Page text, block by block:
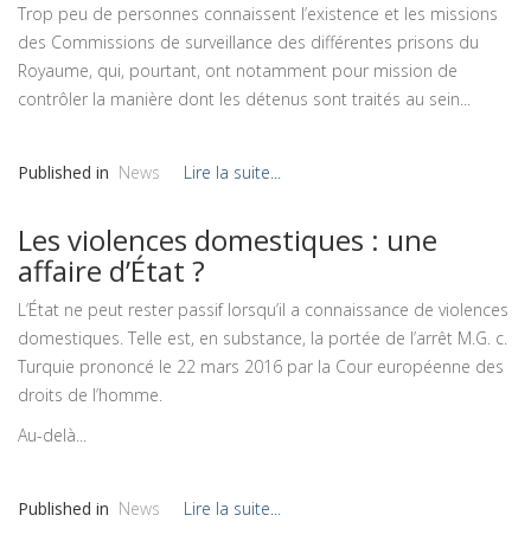
Trop peu de personnes connaissent l’existence et les missions
des Commissions de surveillance des différentes prisons du
Royaume, qui, pourtant, ont notamment pour mission de
contrôler la manière dont les détenus sont traités au sein...
Published in News Lire la suite...
Les violences domestiques : une
affaire d’État ?
L’État ne peut rester passif lorsqu’il a connaissance de violences
domestiques. Telle est, en substance, la portée de l’arrêt M.G. c.
Turquie prononcé le 22 mars 2016 par la Cour européenne des
droits de l’homme.
Au-delà...
Published in News Lire la suite...